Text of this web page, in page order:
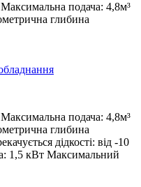
подача: 4,8м³
глибина
подача: 4,8м³
глибина
дідкості: від -10
1,5 кВт Максимальний